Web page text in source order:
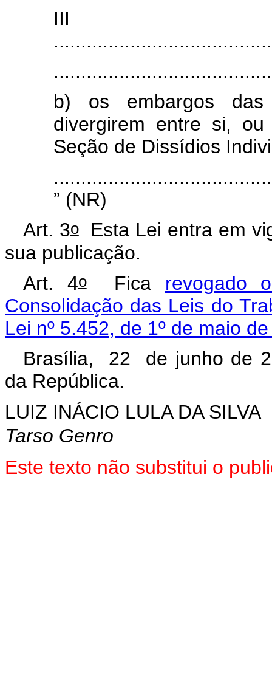
b) os embargos
divergirem entre si,
Seção de Dissídios
” (NR)
Art. 3oEsta Lei entra em
sua publicação.
Art. 4oFica revogado
Consolidação das Leis do
Lei nº 5.452, de 1º de maio
Brasília, 22 de junho de
da República.
LUIZ INÁCIO LULA DA SILVA
Tarso Genro
Este texto não substitui o